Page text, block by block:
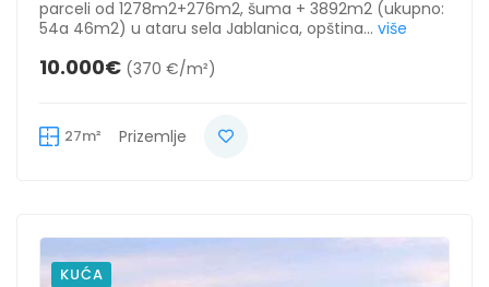
parceli od 1278m2+276m2, šuma + 3892m2 (ukupno:
54a 46m2) u ataru sela Jablanica, opština... više
10.000€ (370 €/m²)
27m² Prizemlje
KUĆA